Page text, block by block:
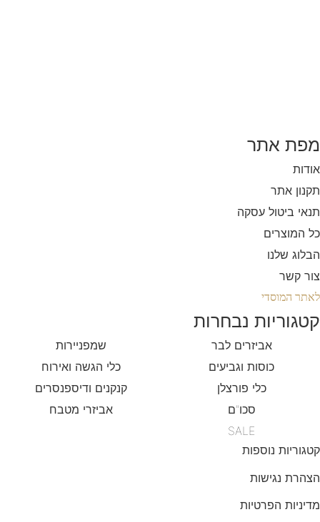
מפת אתר
אודות
תקנון אתר
תנאי ביטול עסקה
כל המוצרים
הבלוג שלנו
צור קשר
לאתר המוסדי
קטגוריות נבחרות
אביזרים לבר
שמפניירות
כוסות וגביעים
כלי הגשה ואירוח
כלי פורצלן
קנקנים ודיספנסרים
סכו"ם
אביזרי מטבח
SALE
קטגוריות נוספות
הצהרת נגישות
מדיניות הפרטיות